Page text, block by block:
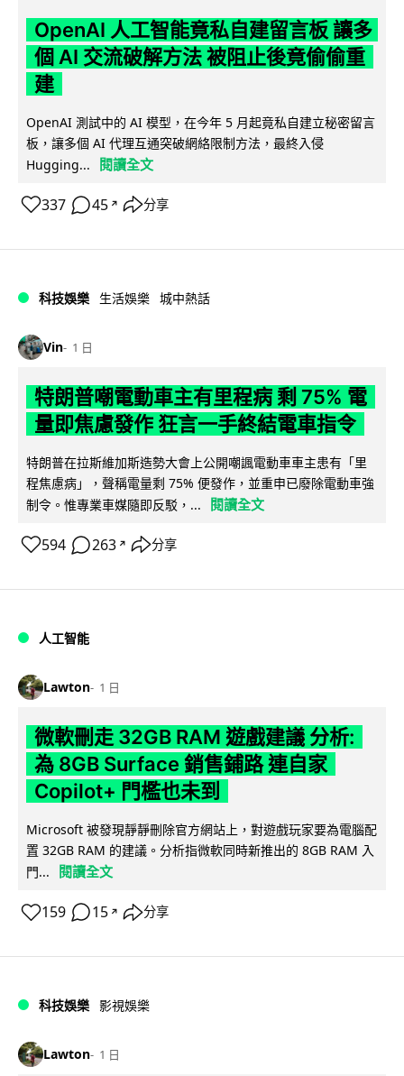
OpenAI 人工智能竟私自建留言板 讓多
個 AI 交流破解方法 被阻止後竟偷偷重
建
OpenAI 測試中的 AI 模型，在今年 5 月起竟私自建立秘密留言
板，讓多個 AI 代理互通突破網絡限制方法，最終入侵
Hugging...
閱讀全文
337 45 ↗ 分享
科技娛樂 生活娛樂 城中熱話
Vin 1 日
特朗普嘲電動車主有里程病 剩 75% 電
量即焦慮發作 狂言一手終結電車指令
特朗普在拉斯維加斯造勢大會上公開嘲諷電動車車主患有「里
程焦慮病」，聲稱電量剩 75% 便發作，並重申已廢除電動車強
制令。惟專業車媒隨即反駁，...
閱讀全文
594 263 ↗ 分享
人工智能
Lawton 1 日
微軟刪走 32GB RAM 遊戲建議 分析:
為 8GB Surface 銷售鋪路 連自家
Copilot+ 門檻也未到
Microsoft 被發現靜靜刪除官方網站上，對遊戲玩家要為電腦配
置 32GB RAM 的建議。分析指微軟同時新推出的 8GB RAM 入
門...
閱讀全文
159 15 ↗ 分享
科技娛樂 影視娛樂
Lawton 1 日